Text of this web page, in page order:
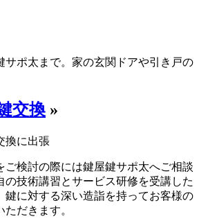
交換 »
ご検討の際には鍵屋鍵サポ太へご相談
の技術講習とサービス研修を受講した
鍵に対する深い造詣を持ってお客様の
だきます。